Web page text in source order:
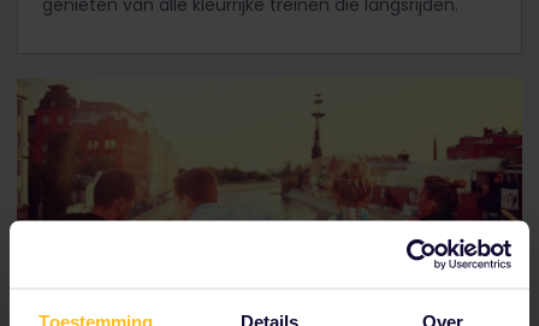
Toestemming Details Over